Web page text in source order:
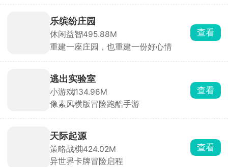
乐缤纷庄园
休闲益智495.88M
重建一座庄园，也重建一份好心情
查看
逃出实验室
小游戏134.96M
像素风横版冒险跑酷手游
查看
天际起源
策略战棋424.02M
异世界卡牌冒险启程
查看